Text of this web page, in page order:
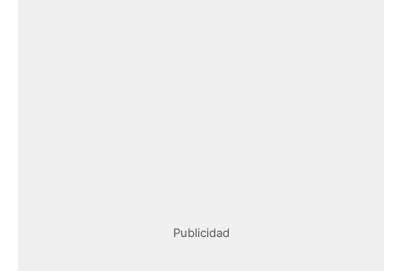
Publicidad